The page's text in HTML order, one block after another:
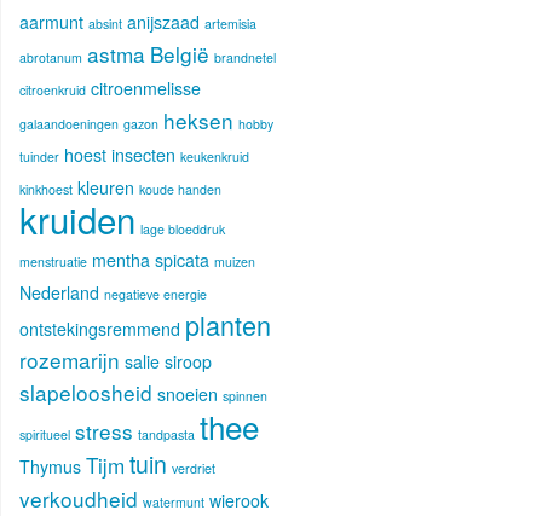
aarmunt absint anijszaad artemisia
abrotanum astma België brandnetel
citroenkruid citroenmelisse
galaandoeningen gazon heksen hobby
tuinder hoest insecten keukenkruid
kinkhoest kleuren koude handen
kruiden lage bloeddruk
menstruatie mentha spicata muizen
Nederland negatieve energie
ontstekingsremmend planten
rozemarijn salie siroop
slapeloosheid snoeien spinnen
spiritueel stress tandpasta thee
Thymus Tijm tuin verdriet
verkoudheid watermunt wierook